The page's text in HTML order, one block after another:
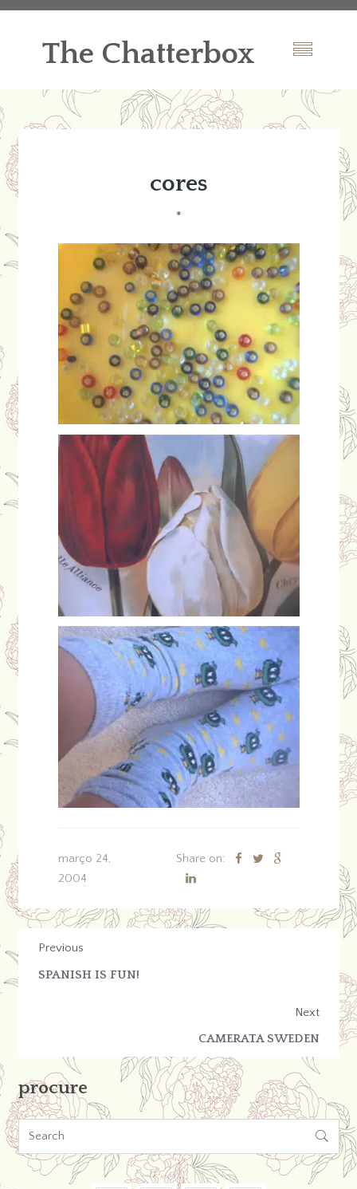
The Chatterbox
cores
*
março 24,
2004
Share on:
Previous
SPANISH IS FUN!
Next
CAMERATA SWEDEN
procure
